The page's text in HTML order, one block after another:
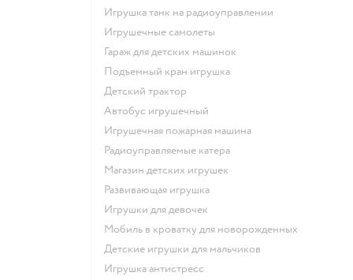
Игрушка танк на радиоуправлении
Игрушечные самолеты
Гараж для детских машинок
Подъемный кран игрушка
Детский трактор
Автобус игрушечный
Игрушечная пожарная машина
Радиоуправляемые катера
Магазин детских игрушек
Развивающая игрушка
Игрушки для девочек
Мобиль в кроватку для новорожденных
Детские игрушки для мальчиков
Игрушка антистресс